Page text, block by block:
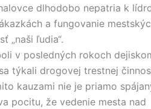
dlhodobo nepatria k
a fungovanie
„naši ľudia“.
v posledných rokoch
týkali drogovej trestnej
kauzami nie je priamo
pocitu, že vedenie mesta nad